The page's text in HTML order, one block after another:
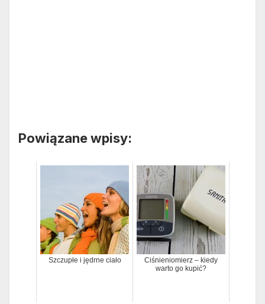
Powiązane wpisy:
Szczupłe i jędrne ciało
Ciśnieniomierz – kiedy
warto go kupić?